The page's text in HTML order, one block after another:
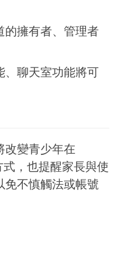
的擁有者、管理者
、聊天室功能將可
改變青少年在
，也提醒家長與使
免不慎觸法或帳號